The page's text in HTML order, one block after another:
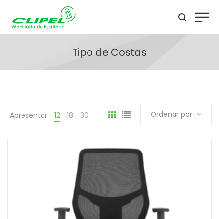
Tipo de Costas
Apresentar 12 18 30 Ordenar por